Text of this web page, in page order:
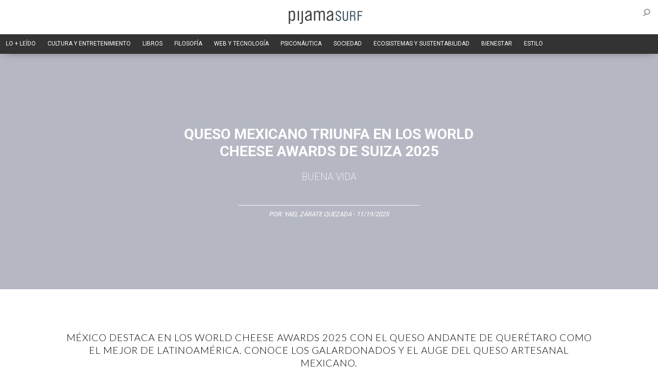
LO + LEÍDO CULTURA Y ENTRETENIMIENTO LIBROS FILOSOFÍA WEB Y TECNOLOGÍA PSICONÁUTICA SOCIEDAD ECOSISTEMAS Y SUSTENTABILIDAD BIENESTAR ESTILO
QUESO MEXICANO TRIUNFA EN LOS WORLD
CHEESE AWARDS DE SUIZA 2025
BUENA VIDA
POR: YAEL ZÁRATE QUEZADA - 11/19/2025
MÉXICO DESTACA EN LOS WORLD CHEESE AWARDS 2025 CON EL QUESO ANDANTE DE QUERÉTARO COMO
EL MEJOR DE LATINOAMÉRICA. CONOCE LOS GALARDONADOS Y EL AUGE DEL QUESO ARTESANAL
MEXICANO.